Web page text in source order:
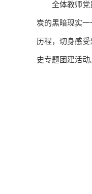
全体教师
炭的黑暗现实
历程，切身感
史专题团建活动